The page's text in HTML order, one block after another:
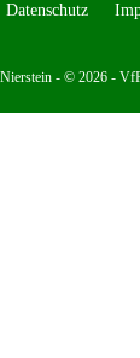
Datenschutz
- © 2026 -